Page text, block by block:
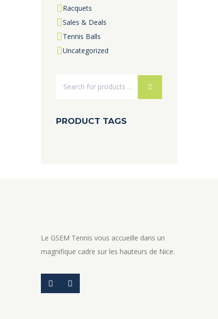
Racquets
Sales & Deals
Tennis Balls
Uncategorized
PRODUCT TAGS
Le GSEM Tennis vous accueille dans un
magnifique cadre sur les hauteurs de Nice.